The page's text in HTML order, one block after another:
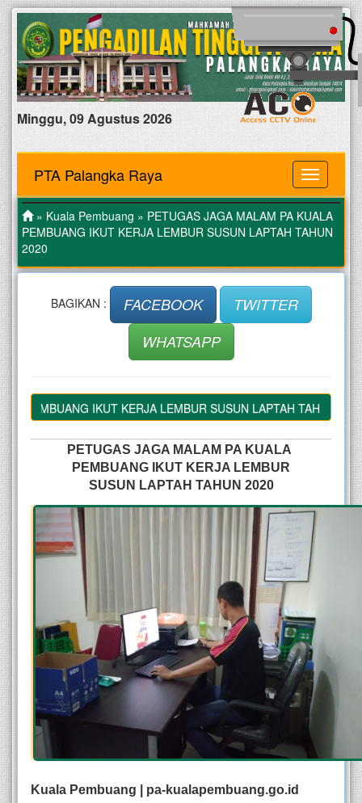
Minggu, 09 Agustus 2026
MENU
PTA Palangka Raya
» Kuala Pembuang » PETUGAS JAGA MALAM PA KUALA
PEMBUANG IKUT KERJA LEMBUR SUSUN LAPTAH TAHUN
2020
BAGIKAN : FACEBOOK
TWITTER
WHATSAPP
IKUT KERJA LEMBUR SUSUN LAPTAH TAHUN 2020
PETUGAS JAGA MALAM PA KUALA
PEMBUANG IKUT KERJA LEMBUR
SUSUN LAPTAH TAHUN 2020
Kuala Pembuang | pa-kualapembuang.go.id